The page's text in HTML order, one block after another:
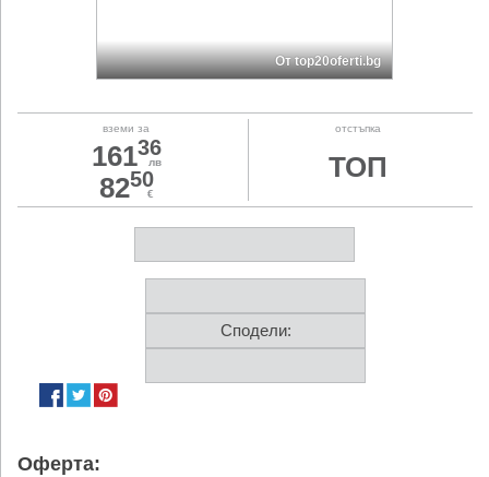
От top20oferti.bg
вземи за
16136
лв
8250
€
отстъпка
ТОП
Сподели:
Оферта: